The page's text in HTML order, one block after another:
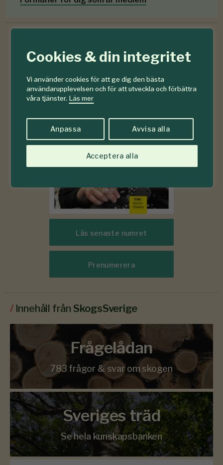
Cookies & din integritet
Vi använder cookies för att ge dig den bästa
användarupplevelsen och för att utveckla och förbättra
våra tjänster. Läs mer
Anpassa Avvisa alla
Acceptera alla
6-7
2026
Läs senaste numret
Prenumerera
/ Innehåll från SkogsSverige
Frågelådan
783 frågor & svar om skogen
Sveriges träd
Se hela kunskapsbanken